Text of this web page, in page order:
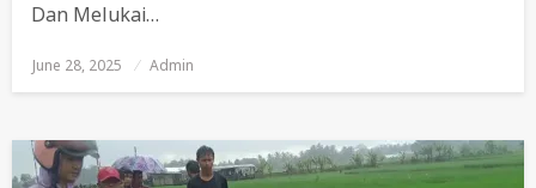
Dan Melukai…
Posted
June 28, 2025 Admin